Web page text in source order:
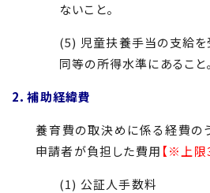
ないこと。
(5) 児童扶養手当の支給を
同等の所得水準にあること。
2．補助経緯費
養育費の取決めに係る経費の
申請者が負担した費用 【※上限
(1) 公証人手数料